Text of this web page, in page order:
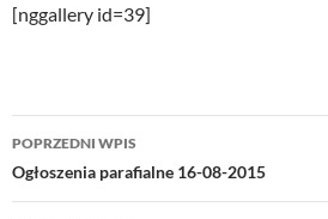
[nggallery id=39]
Nawigacja
wpisu
POPRZEDNI WPIS
Ogłoszenia parafialne 16-08-2015